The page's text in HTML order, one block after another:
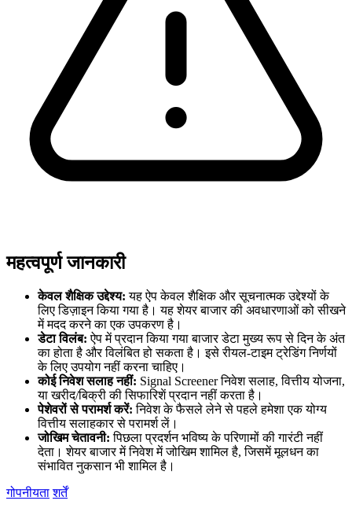
महत्वपूर्ण जानकारी
केवल शैक्षिक उद्देश्य: यह ऐप केवल शैक्षिक और सूचनात्मक उद्देश्यों के
लिए डिज़ाइन किया गया है। यह शेयर बाजार की अवधारणाओं को सीखने
में मदद करने का एक उपकरण है।
डेटा विलंब: ऐप में प्रदान किया गया बाजार डेटा मुख्य रूप से दिन के अंत
का होता है और विलंबित हो सकता है। इसे रीयल-टाइम ट्रेडिंग निर्णयों
के लिए उपयोग नहीं करना चाहिए।
कोई निवेश सलाह नहीं: Signal Screener निवेश सलाह, वित्तीय योजना,
या खरीद/बिक्री की सिफारिशें प्रदान नहीं करता है।
पेशेवरों से परामर्श करें: निवेश के फैसले लेने से पहले हमेशा एक योग्य
वित्तीय सलाहकार से परामर्श लें।
जोखिम चेतावनी: पिछला प्रदर्शन भविष्य के परिणामों की गारंटी नहीं
देता। शेयर बाजार में निवेश में जोखिम शामिल है, जिसमें मूलधन का
संभावित नुकसान भी शामिल है।
गोपनीयता शर्तें